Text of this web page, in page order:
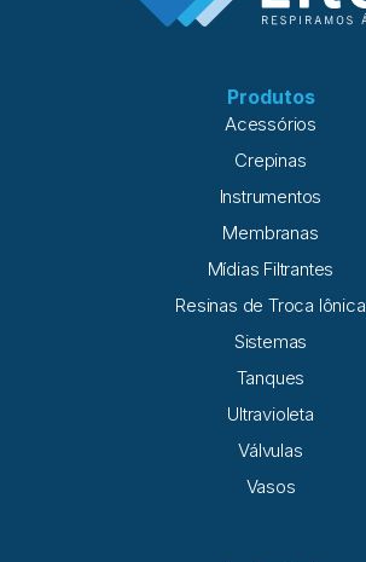
Produtos
Acessórios
Crepinas
Instrumentos
Membranas
Mídias Filtrantes
Resinas de Troca Iônica
Sistemas
Tanques
Ultravioleta
Válvulas
Vasos